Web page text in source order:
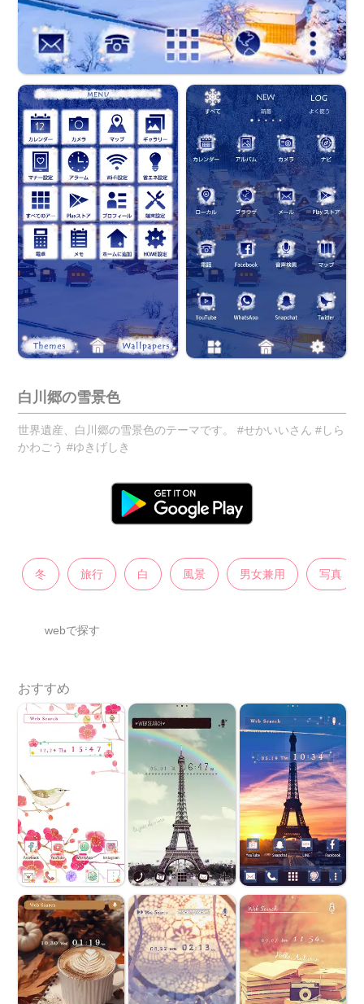
白川郷の雪景色
世界遺産、白川郷の雪景色のテーマです。 #せかいいさん #しら
かわごう #ゆきげしき
冬 旅行 白 風景 男女兼用 写真
webで探す
おすすめ